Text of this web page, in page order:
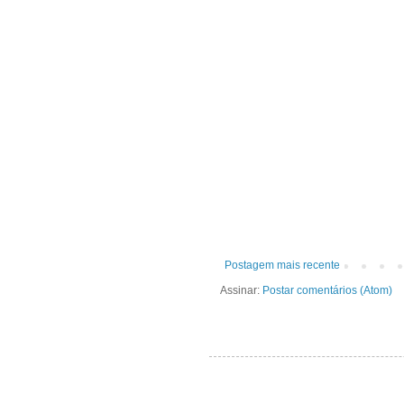
Postagem mais recente
Assinar: Postar comentários (Atom)